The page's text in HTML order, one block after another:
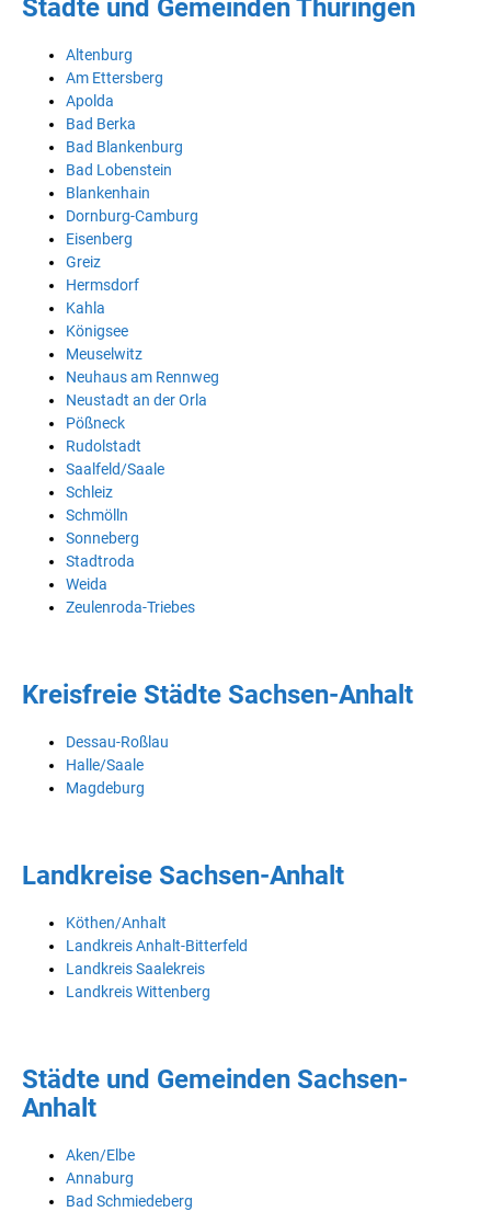
Städte und Gemeinden Thüringen
Altenburg
Am Ettersberg
Apolda
Bad Berka
Bad Blankenburg
Bad Lobenstein
Blankenhain
Dornburg-Camburg
Eisenberg
Greiz
Hermsdorf
Kahla
Königsee
Meuselwitz
Neuhaus am Rennweg
Neustadt an der Orla
Pößneck
Rudolstadt
Saalfeld/Saale
Schleiz
Schmölln
Sonneberg
Stadtroda
Weida
Zeulenroda-Triebes
Kreisfreie Städte Sachsen-Anhalt
Dessau-Roßlau
Halle/Saale
Magdeburg
Landkreise Sachsen-Anhalt
Köthen/Anhalt
Landkreis Anhalt-Bitterfeld
Landkreis Saalekreis
Landkreis Wittenberg
Städte und Gemeinden Sachsen-
Anhalt
Aken/Elbe
Annaburg
Bad Schmiedeberg